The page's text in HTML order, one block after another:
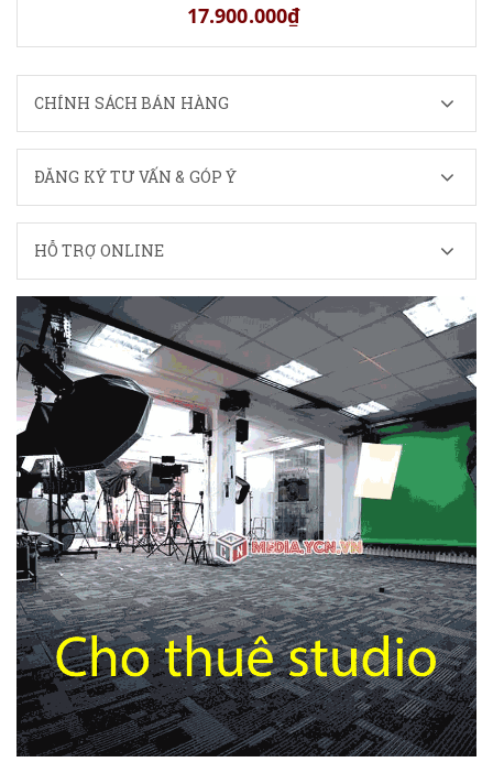
17.900.000₫
CHÍNH SÁCH BÁN HÀNG
ĐĂNG KÝ TƯ VẤN & GÓP Ý
HỖ TRỢ ONLINE